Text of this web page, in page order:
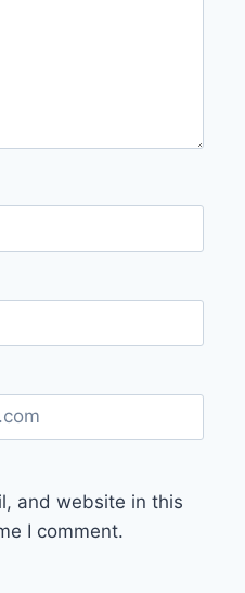
and website in this
I comment.